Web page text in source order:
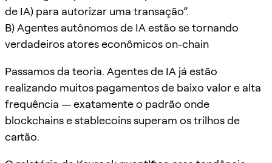
de IA) para autorizar uma transação”.
B) Agentes autônomos de IA estão se tornando
verdadeiros atores econômicos on-chain
Passamos da teoria. Agentes de IA já estão
realizando muitos pagamentos de baixo valor e alta
frequência — exatamente o padrão onde
blockchains e stablecoins superam os trilhos de
cartão.